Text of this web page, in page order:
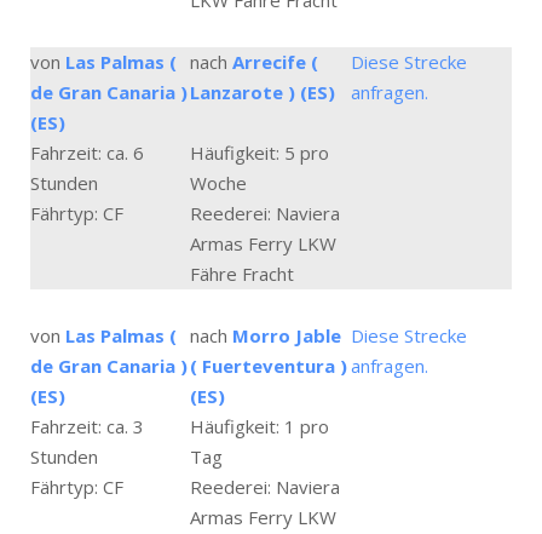
von Las Palmas (
de Gran Canaria )
(ES)
nach Arrecife (
Lanzarote ) (ES)
Diese Strecke
anfragen.
Fahrzeit: ca. 6
Stunden
Häufigkeit: 5 pro
Woche
Fährtyp: CF
Reederei: Naviera
Armas Ferry LKW
Fähre Fracht
von Las Palmas (
de Gran Canaria )
(ES)
nach Morro Jable
( Fuerteventura )
(ES)
Diese Strecke
anfragen.
Fahrzeit: ca. 3
Stunden
Häufigkeit: 1 pro
Tag
Fährtyp: CF
Reederei: Naviera
Armas Ferry LKW